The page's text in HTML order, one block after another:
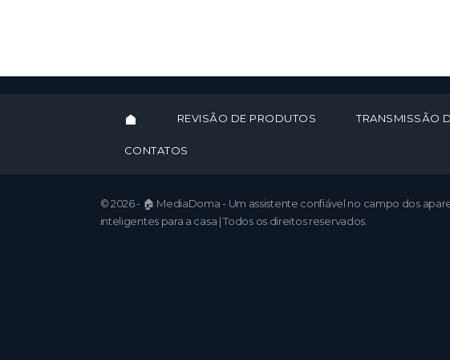
REVISÃO DE PRODUTOS TRANSMISSÃO
CONTATOS
© 2026 - 🏠 MediaDoma - Um assistente confiável no campo dos
inteligentes para a casa | Todos os direitos reservados.